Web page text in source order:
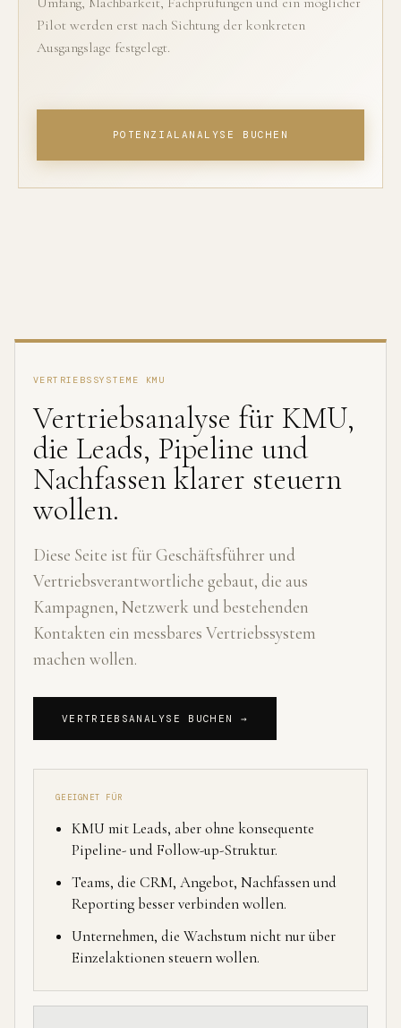
Pilot werden erst nach Sichtung der konkreten
Ausgangslage festgelegt.
POTENZIALANALYSE BUCHEN
VERTRIEBSSYSTEME KMU
Vertriebsanalyse für KMU,
die Leads, Pipeline und
Nachfassen klarer steuern
wollen.
Diese Seite ist für Geschäftsführer und
Vertriebsverantwortliche gebaut, die aus
Kampagnen, Netzwerk und bestehenden
Kontakten ein messbares Vertriebssystem
machen wollen.
VERTRIEBSANALYSE BUCHEN →
GEEIGNET FÜR
KMU mit Leads, aber ohne konsequente
Pipeline- und Follow-up-Struktur.
Teams, die CRM, Angebot, Nachfassen und
Reporting besser verbinden wollen.
Unternehmen, die Wachstum nicht nur über
Einzelaktionen steuern wollen.